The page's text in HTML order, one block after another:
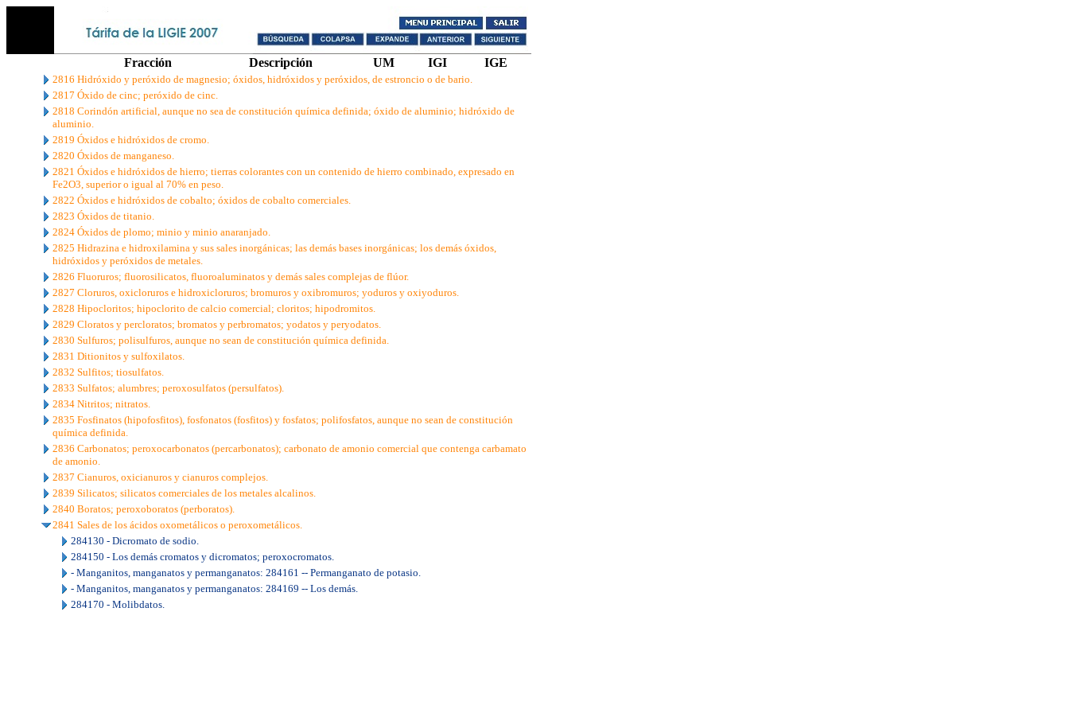
Fracción Descripción UM IGI IGE
2816 Hidróxido y peróxido de magnesio; óxidos, hidróxidos y peróxidos, de estroncio o de bario.
2817 Óxido de cinc; peróxido de cinc.
2818 Corindón artificial, aunque no sea de constitución química definida; óxido de aluminio; hidróxido de
aluminio.
2819 Óxidos e hidróxidos de cromo.
2820 Óxidos de manganeso.
2821 Óxidos e hidróxidos de hierro; tierras colorantes con un contenido de hierro combinado, expresado en
Fe2O3, superior o igual al 70% en peso.
2822 Óxidos e hidróxidos de cobalto; óxidos de cobalto comerciales.
2823 Óxidos de titanio.
2824 Óxidos de plomo; minio y minio anaranjado.
2825 Hidrazina e hidroxilamina y sus sales inorgánicas; las demás bases inorgánicas; los demás óxidos,
hidróxidos y peróxidos de metales.
2826 Fluoruros; fluorosilicatos, fluoroaluminatos y demás sales complejas de flúor.
2827 Cloruros, oxicloruros e hidroxicloruros; bromuros y oxibromuros; yoduros y oxiyoduros.
2828 Hipocloritos; hipoclorito de calcio comercial; cloritos; hipodromitos.
2829 Cloratos y percloratos; bromatos y perbromatos; yodatos y peryodatos.
2830 Sulfuros; polisulfuros, aunque no sean de constitución química definida.
2831 Ditionitos y sulfoxilatos.
2832 Sulfitos; tiosulfatos.
2833 Sulfatos; alumbres; peroxosulfatos (persulfatos).
2834 Nitritos; nitratos.
2835 Fosfinatos (hipofosfitos), fosfonatos (fosfitos) y fosfatos; polifosfatos, aunque no sean de constitución
química definida.
2836 Carbonatos; peroxocarbonatos (percarbonatos); carbonato de amonio comercial que contenga carbamato
de amonio.
2837 Cianuros, oxicianuros y cianuros complejos.
2839 Silicatos; silicatos comerciales de los metales alcalinos.
2840 Boratos; peroxoboratos (perboratos).
2841 Sales de los ácidos oxometálicos o peroxometálicos.
284130 - Dicromato de sodio.
284150 - Los demás cromatos y dicromatos; peroxocromatos.
- Manganitos, manganatos y permanganatos: 284161 -- Permanganato de potasio.
- Manganitos, manganatos y permanganatos: 284169 -- Los demás.
284170 - Molibdatos.